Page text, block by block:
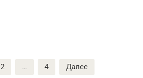
2 … 4 Далее